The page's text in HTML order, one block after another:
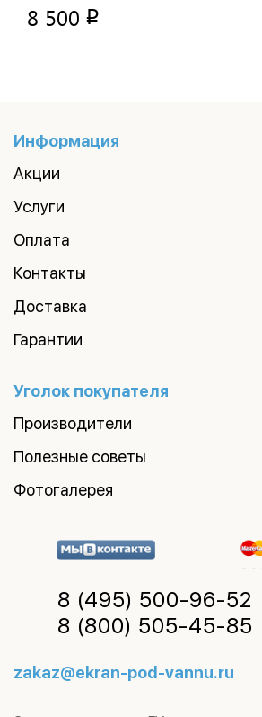
8 500 p
Информация
Акции
Услуги
Оплата
Контакты
Доставка
Гарантии
Уголок покупателя
Производители
Полезные советы
Фотогалерея
8 (495) 500-96-52
8 (800) 505-45-85
zakaz@ekran-pod-vannu.ru